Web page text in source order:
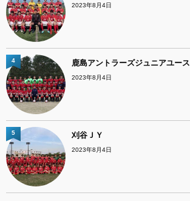
2023年8月4日
鹿島アントラーズジュニアユース
2023年8月4日
4
刈谷ＪＹ
2023年8月4日
5